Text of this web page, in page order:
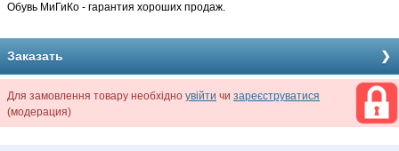
Обувь МиГиКо - гарантия хороших продаж.
Заказать
Для замовлення товару необхідно увійти чи зареєструватися
(модерация)